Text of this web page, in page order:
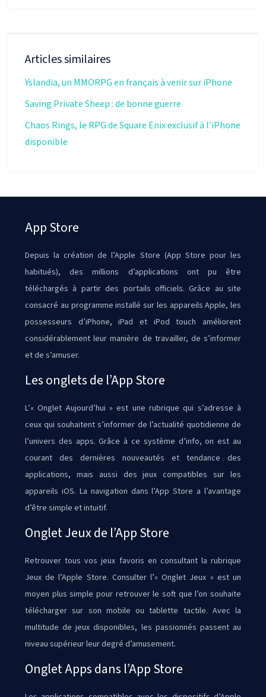
Articles similaires
Yslandia, un MMORPG en français à venir sur iPhone
Saving Private Sheep : de bonne guerre
Chaos Rings, le RPG de Square Enix exclusif à l’iPhone
disponible
App Store
Depuis la création de l’Apple Store (App Store pour les
habitués), des millions d’applications ont pu être
téléchargés à partir des portails officiels. Grâce au site
consacré au programme installé sur les appareils Apple, les
possesseurs d’iPhone, iPad et iPod touch améliorent
considérablement leur manière de travailler, de s’informer
et de s’amuser.
Les onglets de l’App Store
L’« Onglet Aujourd’hui » est une rubrique qui s’adresse à
ceux qui souhaitent s’informer de l’actualité quotidienne de
l’univers des apps. Grâce à ce système d’info, on est au
courant des dernières nouveautés et tendance des
applications, mais aussi des jeux compatibles sur les
appareils iOS. La navigation dans l’App Store a l’avantage
d’être simple et intuitif.
Onglet Jeux de l’App Store
Retrouver tous vos jeux favoris en consultant la rubrique
Jeux de l’Apple Store. Consulter l’« Onglet Jeux » est un
moyen plus simple pour retrouver le soft que l’on souhaite
télécharger sur son mobile ou tablette tactile. Avec la
multitude de jeux disponibles, les passionnés passent au
niveau supérieur leur degré d’amusement.
Onglet Apps dans l’App Store